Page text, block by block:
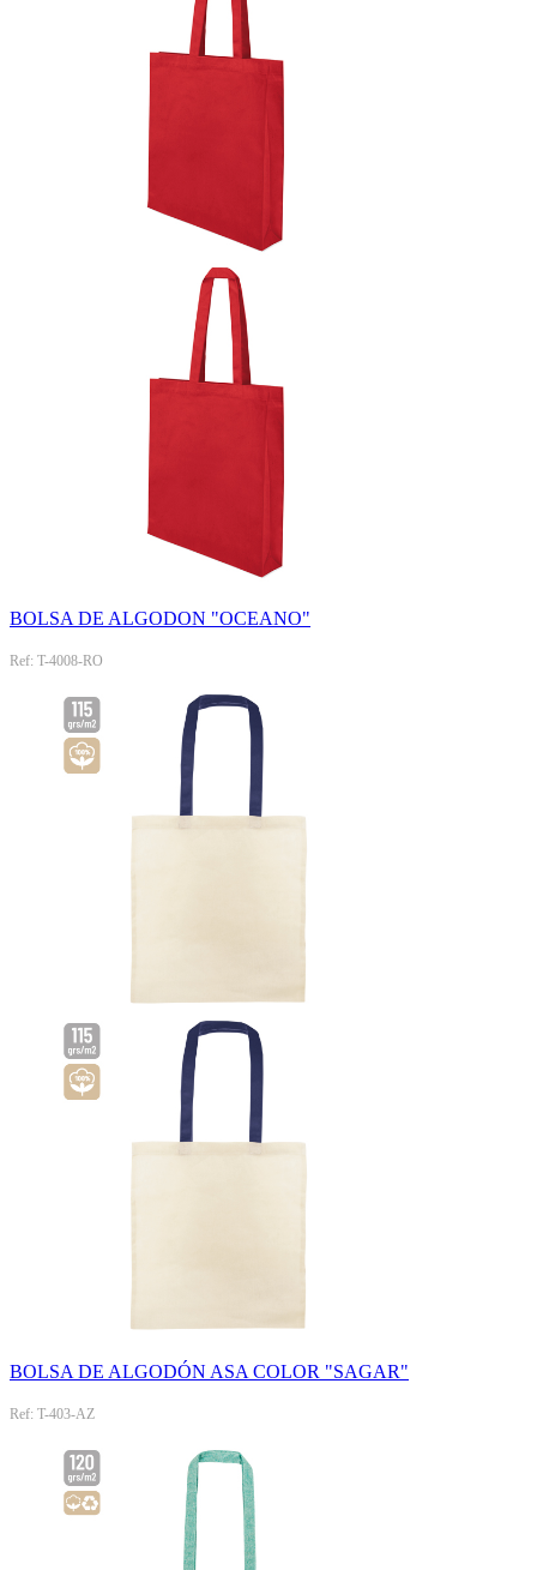
BOLSA DE ALGODON "OCEANO"
Ref: T-4008-RO
BOLSA DE ALGODÓN ASA COLOR "SAGAR"
Ref: T-403-AZ